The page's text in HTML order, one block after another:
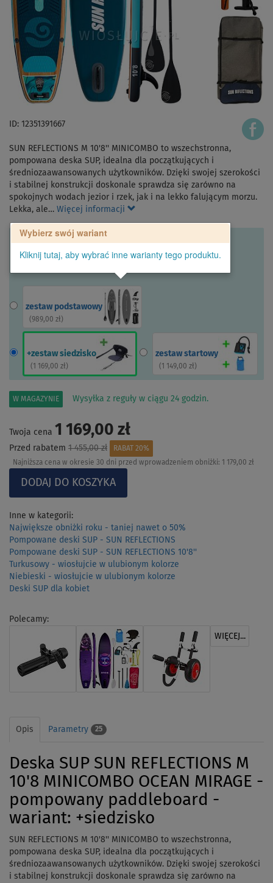
ID: 12351391667
SUN REFLECTIONS M 10'8'' MINICOMBO to wszechstronna,
pompowana deska SUP, idealna dla początkujących i
średniozaawansowanych użytkowników. Dzięki swojej szerokości
i stabilnej konstrukcji doskonale sprawdza się zarówno na
spokojnych wodach jezior i rzek, jak i na lekko falującym morzu.
Lekka, ale… Więcej informacji
Wybierz swój wariant
Kliknij tutaj, aby wybrać inne warianty tego produktu.
zestaw podstawowy
( 989,00 zł)
+zestaw siedzisko
( 1 169,00 zł)
zestaw startowy
( 1 149,00 zł)
W MAGAZYNIE Wysyłka z reguły w ciągu 24 godzin.
Twoja cena 1 169,00 zł
Przed rabatem 1 455,00 zł
RABAT 20%
Najniższa cena w okresie 30 dni przed wprowadzeniem obniżki: 1 179,00 zł
Inne w kategorii:
Największe obniżki roku - taniej nawet o 50%
Pompowane deski SUP - SUN REFLECTIONS
Pompowane deski SUP - SUN REFLECTIONS 10'8''
Turkusowy - wiosłujcie w ulubionym kolorze
Niebieski - wiosłujcie w ulubionym kolorze
Deski SUP dla kobiet
Polecamy:
WIĘCEJ...
Opis Parametry 25
Deska SUP SUN REFLECTIONS M
10'8 MINICOMBO OCEAN MIRAGE -
pompowany paddleboard -
wariant: +siedzisko
SUN REFLECTIONS M 10'8'' MINICOMBO to wszechstronna,
pompowana deska SUP, idealna dla początkujących i
średniozaawansowanych użytkowników. Dzięki swojej szerokości
i stabilnej konstrukcji doskonale sprawdza się zarówno na